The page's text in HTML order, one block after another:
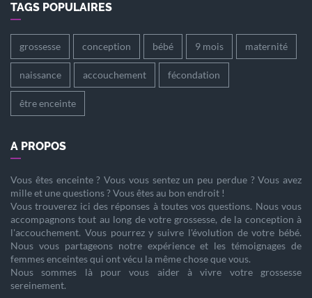
TAGS POPULAIRES
grossesse conception bébé 9 mois maternité
naissance accouchement fécondation
être enceinte
A PROPOS
Vous êtes enceinte? Vous vous sentez un peu perdue ? Vous avez
mille et une questions ? Vous êtes au bon endroit !
Vous trouverez ici des réponses à toutes vos questions. Nous vous
accompagnons tout au long de votre grossesse, de la conception à
l'accouchement. Vous pourrez y suivre l'évolution de votre bébé.
Nous vous partageons notre expérience et les témoignages de
femmes enceintes qui ont vécu la même chose que vous.
Nous sommes là pour vous aider à vivre votre grossesse
sereinement.